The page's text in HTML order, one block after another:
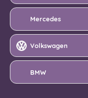
Mercedes
Volkswagen
BMW